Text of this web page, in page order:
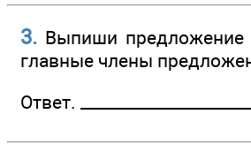
3. Выпиши предложение
главные члены
Ответ.